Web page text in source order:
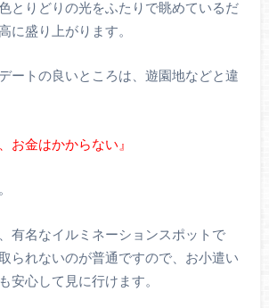
とりどりの光をふたりで眺めているだ
に盛り上がります。
ートの良いところは、遊園地などと違
お金はかからない』
有名なイルミネーションスポットで
られないのが普通ですので、お小遣い
安心して見に行けます。